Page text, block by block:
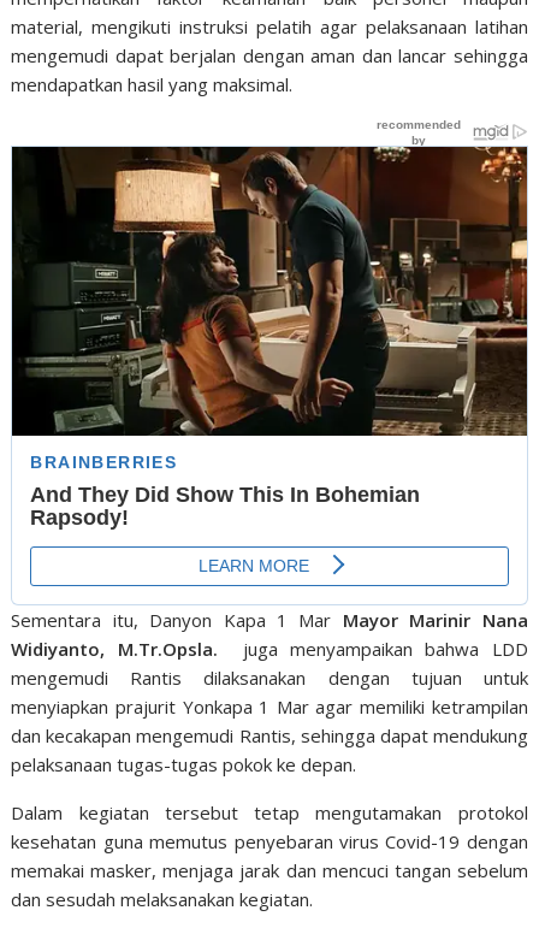
material, mengikuti instruksi pelatih agar pelaksanaan latihan
mengemudi dapat berjalan dengan aman dan lancar sehingga
mendapatkan hasil yang maksimal.
Sementara itu, Danyon Kapa 1 Mar Mayor Marinir Nana
Widiyanto, M.Tr.Opsla. juga menyampaikan bahwa LDD
mengemudi Rantis dilaksanakan dengan tujuan untuk
menyiapkan prajurit Yonkapa 1 Mar agar memiliki ketrampilan
dan kecakapan mengemudi Rantis, sehingga dapat mendukung
pelaksanaan tugas-tugas pokok ke depan.
Dalam kegiatan tersebut tetap mengutamakan protokol
kesehatan guna memutus penyebaran virus Covid-19 dengan
memakai masker, menjaga jarak dan mencuci tangan sebelum
dan sesudah melaksanakan kegiatan.